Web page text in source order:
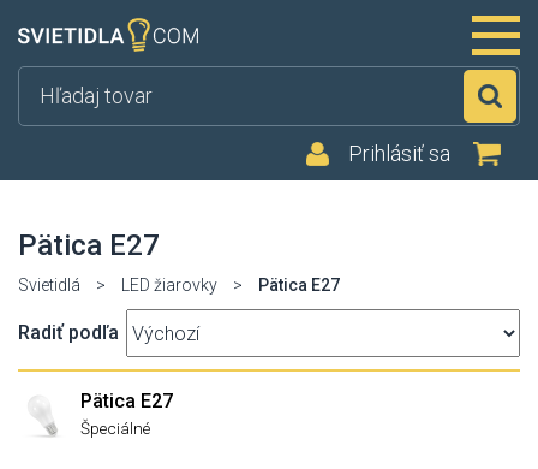
Prihlásiť sa
Pätica E27
Svietidlá > LED žiarovky > Pätica E27
Radiť podľa
Pätica E27
Špeciálné